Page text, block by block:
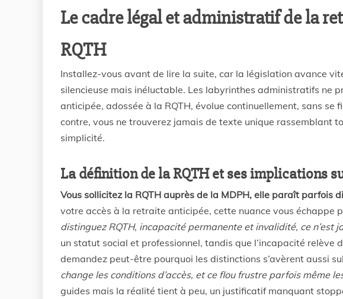
Le cadre légal et administratif de la
RQTH
Installez-vous avant de lire la suite, car la législation avance
silencieuse mais inéluctable. Les labyrinthes administratifs ne
anticipée, adossée à la RQTH, évolue continuellement, sans se
contre, vous ne trouverez jamais de texte unique rassemblant
simplicité.
La définition de la RQTH et ses implications
Vous sollicitez la RQTH auprès de la MDPH, elle paraît parfois
votre accès à la retraite anticipée, cette nuance vous échappe
distinguez RQTH, incapacité permanente et invalidité, ce n’est
un statut social et professionnel, tandis que l’incapacité relève
demandez peut-être pourquoi les distinctions s’avèrent aussi
change les conditions d’accès, et ce flou frustre parfois même
guides mais la réalité tient à peu, un justificatif manquant